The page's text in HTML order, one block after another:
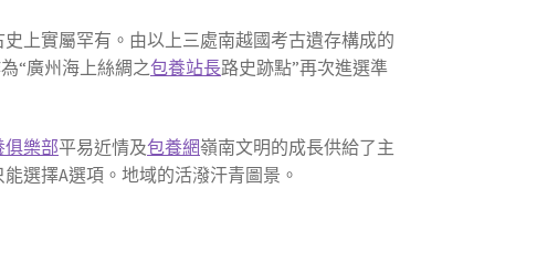
上實屬罕有。由以上三處南越國考古遺存構成的
“廣州海上絲綢之包養站長路史跡點”再次進選準
俱樂部平易近情及包養網嶺南文明的成長供給了主
選擇A選項。地域的活潑汗青圖景。